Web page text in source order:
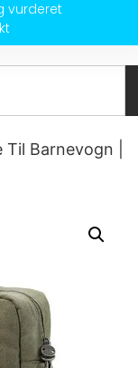
vurderet
Barnevogn |